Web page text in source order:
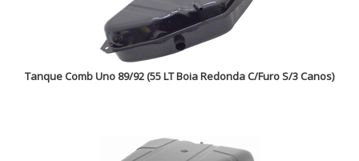
Tanque Comb Uno 89/92 (55 LT Boia Redonda C/Furo S/3 Canos)